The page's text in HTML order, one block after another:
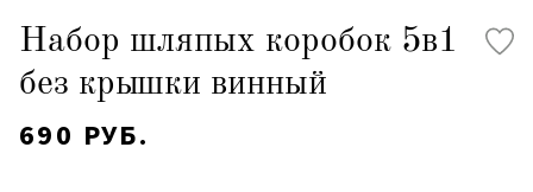
Набор шляпых коробок 5в1
без крышки винный
690 РУБ.